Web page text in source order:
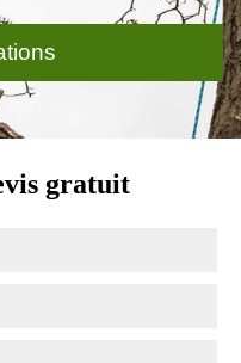
gratuit